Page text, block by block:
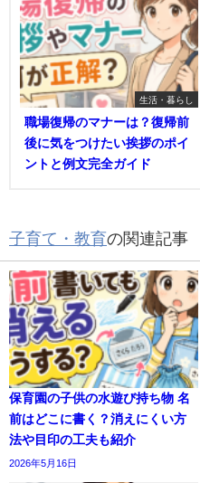
生活・暮らし
職場復帰のマナーは？復帰前
後に気をつけたい挨拶のポイ
ントと例文完全ガイド
子育て・教育の関連記事
保育園の子供の水遊び持ち物 名
前はどこに書く？消えにくい方
法や目印の工夫も紹介
2026年5月16日